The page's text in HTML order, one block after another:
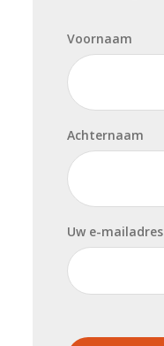
Voornaam
Achternaam
Uw e-mailadres